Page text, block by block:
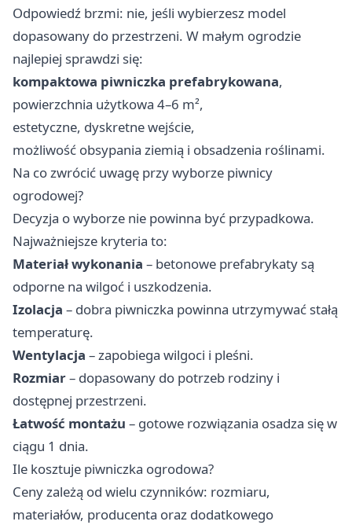
Odpowiedź brzmi: nie, jeśli wybierzesz model
dopasowany do przestrzeni. W małym ogrodzie
najlepiej sprawdzi się:
kompaktowa piwniczka prefabrykowana,
powierzchnia użytkowa 4–6 m²,
estetyczne, dyskretne wejście,
możliwość obsypania ziemią i obsadzenia roślinami.
Na co zwrócić uwagę przy wyborze piwnicy
ogrodowej?
Decyzja o wyborze nie powinna być przypadkowa.
Najważniejsze kryteria to:
Materiał wykonania – betonowe prefabrykaty są
odporne na wilgoć i uszkodzenia.
Izolacja – dobra piwniczka powinna utrzymywać stałą
temperaturę.
Wentylacja – zapobiega wilgoci i pleśni.
Rozmiar– dopasowany do potrzeb rodziny i
dostępnej przestrzeni.
Łatwość montażu – gotowe rozwiązania osadza się w
ciągu 1 dnia.
Ile kosztuje piwniczka ogrodowa?
Ceny zależą od wielu czynników: rozmiaru,
materiałów, producenta oraz dodatkowego